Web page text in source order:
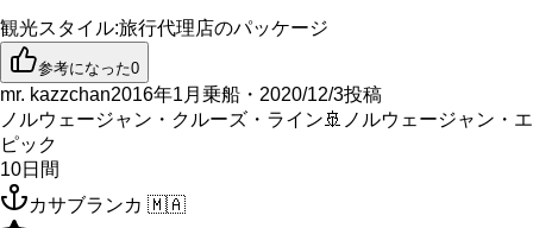
観光スタイル:旅行代理店のパッケージ
参考になった0
mr. kazzchan2016年1月乗船・2020/12/3投稿
ノルウェージャン・クルーズ・ライン 🚢 ノルウェージャン・エ
ピック
10日間
カサブランカ 🇲🇦